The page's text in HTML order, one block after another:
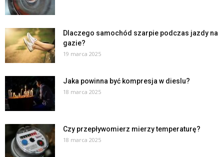
Dlaczego samochód szarpie podczas jazdy na
gazie?
19 marca 2025
Jaka powinna być kompresja w dieslu?
18 marca 2025
Czy przepływomierz mierzy temperaturę?
18 marca 2025